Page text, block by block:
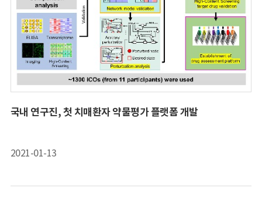
국내 연구진, 첫 치매환자 약물평가 플랫폼 개발
2021-01-13